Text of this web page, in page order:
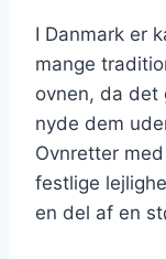
I Danmark er
mange
ovnen, da det
nyde dem
Ovnretter
festlige
en del af en